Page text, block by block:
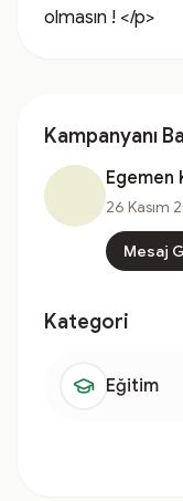
olmasın ! </p>
Kampanyanı
Egemen
26 Kasım
Mesaj
Kategori
Eğitim